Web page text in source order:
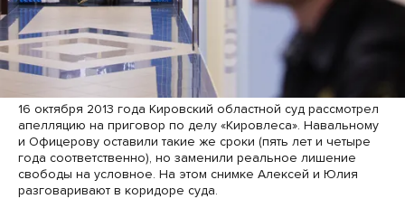
16 октября 2013 года Кировский областной суд рассмотрел
апелляцию на приговор по делу «Кировлеса». Навальному
и Офицерову оставили такие же сроки (пять лет и четыре
года соответственно), но заменили реальное лишение
свободы на условное. На этом снимке Алексей и Юлия
разговаривают в коридоре суда.